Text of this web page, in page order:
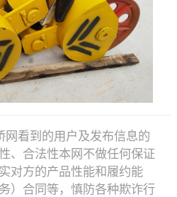
网看到的用户及发布信息的
、合法性本网不做任何保证
对方的产品性能和履约能
）合同等，慎防各种欺诈行